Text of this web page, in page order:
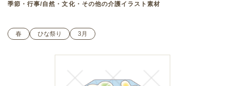
季節・行事/自然・文化・その他の介護イラスト素材
春 ひな祭り 3月